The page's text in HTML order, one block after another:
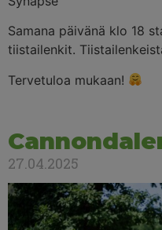
Samana päivänä klo 18
tiistailenkit.
Tervetuloa mukaan!
27.04.2025